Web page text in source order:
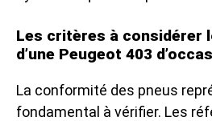
Les critères à considérer
d’une Peugeot 403
La conformité des pneus
fondamental à vérifier. Les